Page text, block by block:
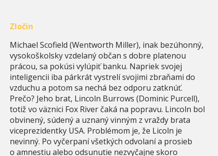
Zločin
Michael Scofield (Wentworth Miller), inak bezúhonný,
vysokoškolsky vzdelaný občan s dobre platenou
prácou, sa pokúsi vylúpiť banku. Napriek svojej
inteligencii iba párkrát vystrelí svojimi zbraňami do
vzduchu a potom sa nechá bez odporu zatknúť.
Prečo? Jeho brat, Lincoln Burrows (Dominic Purcell),
totiž vo väznici Fox River čaká na popravu. Lincoln bol
obvinený, súdený a uznaný vinným z vraždy brata
viceprezidentky USA. Problémom je, že Licoln je
nevinný. Po vyčerpaní všetkých odvolaní a prosieb
o amnestiu alebo odsunutie nezvyčajne skoro